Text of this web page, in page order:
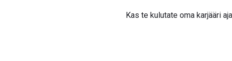
Kas te kulutate oma karjääri